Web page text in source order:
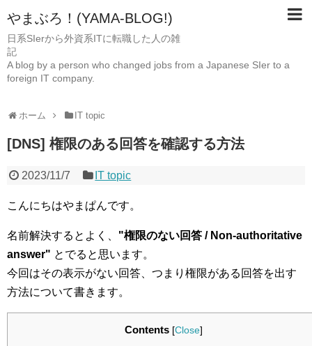
やまぶろ！(YAMA-BLOG!)
日系SIerから外資系ITに転職した人の雑
A blog by a person who changed jobs from a Japanese SIer to a
foreign IT company.
ホーム IT topic
[DNS] 権限のある回答を確認する方法
2023/11/7 IT topic
こんにちはやまぱんです。
名前解決するとよく、 "権限のない回答 / Non-authoritative
answer" とでると思います。
今回はその表示がない回答、つまり権限がある回答を出す
方法について書きます。
Contents [Close]